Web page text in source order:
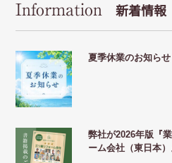
Information 新着情報
夏季休業のお知らせ
弊社が2026年版『
ーム会社（東日本